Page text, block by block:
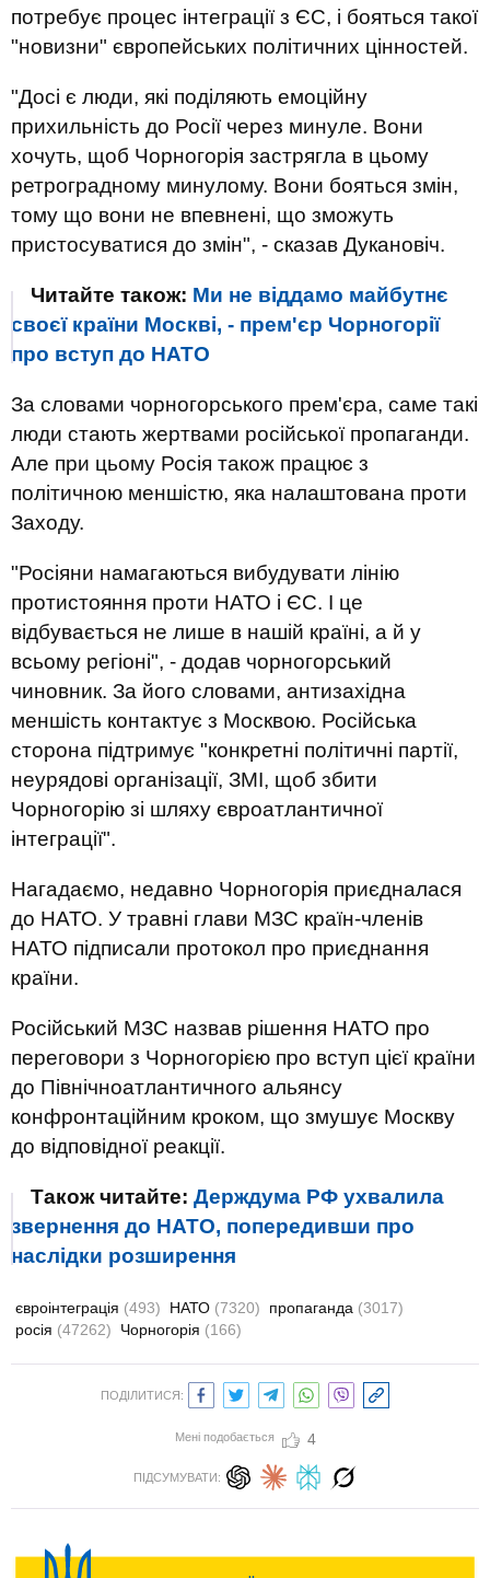
потребує процес інтеграції з ЄС, і бояться такої
"новизни" європейських політичних цінностей.
"Досі є люди, які поділяють емоційну
прихильність до Росії через минуле. Вони
хочуть, щоб Чорногорія застрягла в цьому
ретроградному минулому. Вони бояться змін,
тому що вони не впевнені, що зможуть
пристосуватися до змін", - сказав Дукановіч.
Читайте також: Ми не віддамо майбутнє
своєї країни Москві, - прем'єр Чорногорії
про вступ до НАТО
За словами чорногорського прем'єра, саме такі
люди стають жертвами російської пропаганди.
Але при цьому Росія також працює з
політичною меншістю, яка налаштована проти
Заходу.
"Росіяни намагаються вибудувати лінію
протистояння проти НАТО і ЄС. І це
відбувається не лише в нашій країні, а й у
всьому регіоні", - додав чорногорський
чиновник. За його словами, антизахідна
меншість контактує з Москвою. Російська
сторона підтримує "конкретні політичні партії,
неурядові організації, ЗМІ, щоб збити
Чорногорію зі шляху євроатлантичної
інтеграції".
Нагадаємо, недавно Чорногорія приєдналася
до НАТО. У травні глави МЗС країн-членів
НАТО підписали протокол про приєднання
країни.
Російський МЗС назвав рішення НАТО про
переговори з Чорногорією про вступ цієї країни
до Північноатлантичного альянсу
конфронтаційним кроком, що змушує Москву
до відповідної реакції.
Також читайте: Держдума РФ ухвалила
звернення до НАТО, попередивши про
наслідки розширення
євроінтеграція (493) НАТО (7320) пропаганда (3017)
росія (47262) Чорногорія (166)
ПОДІЛИТИСЯ:
Мені подобається 4
ПІДСУМУВАТИ: